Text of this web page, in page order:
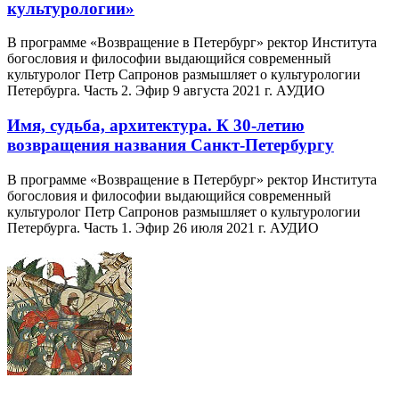
культурологии»
В программе «Возвращение в Петербург» ректор Института
богословия и философии выдающийся современный
культуролог Петр Сапронов размышляет о культурологии
Петербурга. Часть 2. Эфир 9 августа 2021 г. АУДИО
Имя, судьба, архитектура. К 30-летию
возвращения названия Санкт-Петербургу
В программе «Возвращение в Петербург» ректор Института
богословия и философии выдающийся современный
культуролог Петр Сапронов размышляет о культурологии
Петербурга. Часть 1. Эфир 26 июля 2021 г. АУДИО